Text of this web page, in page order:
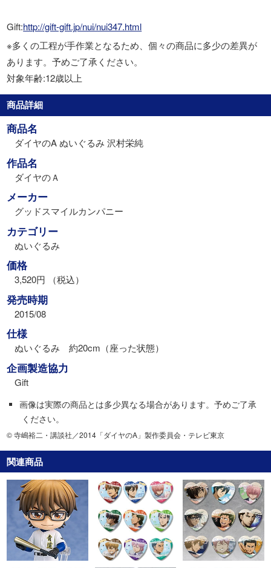
Gift:http://gift-gift.jp/nui/nui347.html
※多くの工程が手作業となるため、個々の商品に多少の差異が
あります。予めご了承ください。
対象年齢:12歳以上
商品詳細
商品名
ダイヤのA ぬいぐるみ 沢村栄純
作品名
ダイヤのＡ
メーカー
グッドスマイルカンパニー
カテゴリー
ぬいぐるみ
価格
3,520円 （税込）
発売時期
2015/08
仕様
ぬいぐるみ 約20cm（座った状態）
企画製造協力
Gift
画像は実際の商品とは多少異なる場合があります。予めご了承
ください。
© 寺嶋裕二・講談社／2014「ダイヤのA」製作委員会・テレビ東京
関連商品